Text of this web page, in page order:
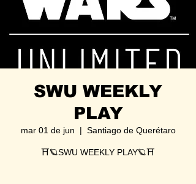
SWU WEEKLY
PLAY
mar 01 de jun
  |
Santiago de Querétaro
⛩🪐SWU WEEKLY PLAY🪐⛩